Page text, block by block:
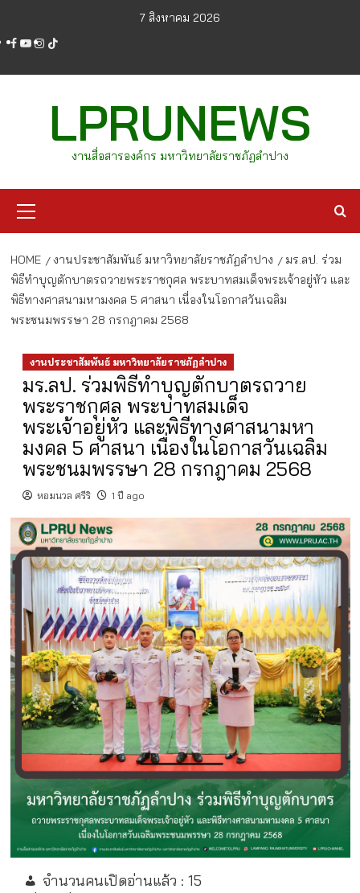
content
7 สิงหาคม 2026
facebook
youtube
instagram
tiktok
LPRUNEWS
งานสื่อสารองค์กร มหาวิทยาลัยราชภัฏลำปาง
Menu
HOME งานประชาสัมพันธ์ มหาวิทยาลัยราชภัฏลำปาง
มร.ลป. ร่วม
พิธีทำบุญตักบาตรถวายพระราชกุศล พระบาทสมเด็จพระเจ้าอยู่หัว และ
พิธีทางศาสนามหามงคล 5 ศาสนา เนื่องในโอกาสวันเฉลิม
พระชนมพรรษา 28 กรกฎาคม 2568
งานประชาสัมพันธ์ มหาวิทยาลัยราชภัฏลำปาง
มร.ลป. ร่วมพิธีทำบุญตักบาตรถวาย
พระราชกุศล พระบาทสมเด็จ
พระเจ้าอยู่หัว และพิธีทางศาสนามหา
มงคล 5 ศาสนา เนื่องในโอกาสวันเฉลิม
พระชนมพรรษา 28 กรกฎาคม 2568
หอมนวล ศรีริ 1 ปี ago
จำนวนคนเปิดอ่านแล้ว : 15